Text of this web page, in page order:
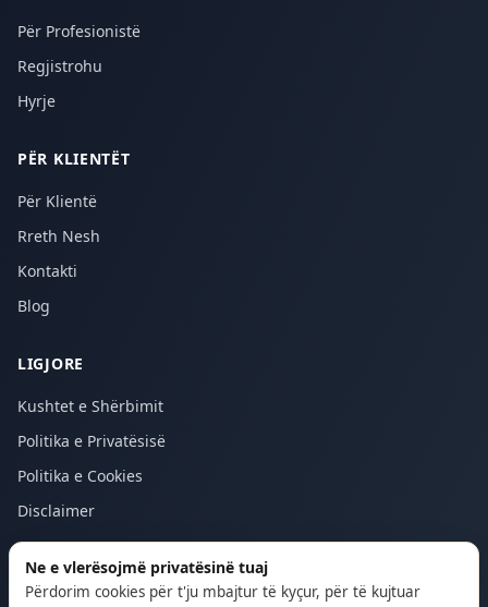
Për Profesionistë
Regjistrohu
Hyrje
PËR KLIENTËT
Për Klientë
Rreth Nesh
Kontakti
Blog
LIGJORE
Kushtet e Shërbimit
Politika e Privatësisë
Politika e Cookies
Disclaimer
Ne e vlerësojmë privatësinë tuaj
Përdorim cookies për t'ju mbajtur të kyçur, për të kujtuar